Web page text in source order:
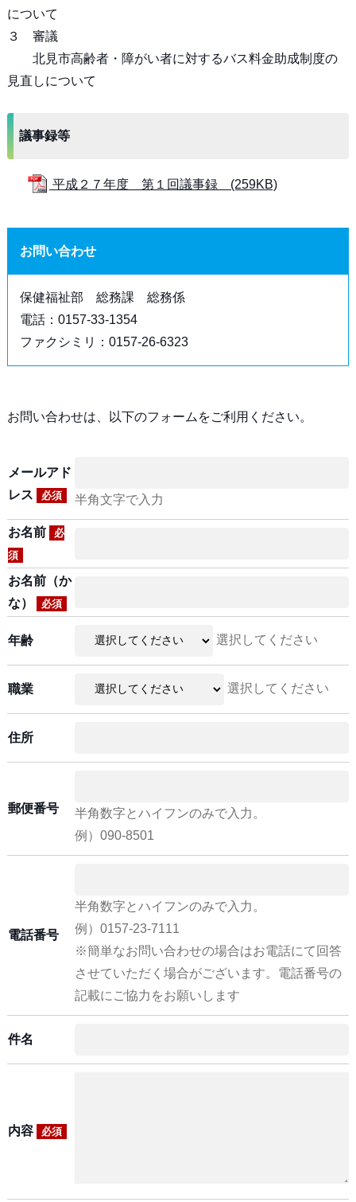
について
３ 審議
北見市高齢者・障がい者に対するバス料金助成制度の
見直しについて
議事録等
平成２７年度 第１回議事録 (259KB)
お問い合わせ
保健福祉部 総務課 総務係
電話：0157-33-1354
ファクシミリ：0157-26-6323
お問い合わせは、以下のフォームをご利用ください。
メールアド
レス
必須 半角文字で入力
お名前
必
須
お名前（か
な）
必須
年齢 選択してください
職業 選択してください
住所
郵便番号
半角数字とハイフンのみで入力。
例）090-8501
電話番号
半角数字とハイフンのみで入力。
例）0157-23-7111
※簡単なお問い合わせの場合はお電話にて回答
させていただく場合がございます。電話番号の
記載にご協力をお願いします
件名
内容 必須